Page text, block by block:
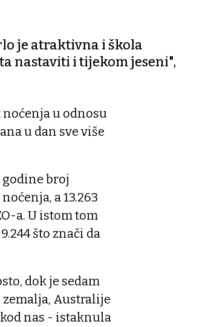
je atraktivna i škola
nastaviti i tijekom jeseni",
u odnosu
u dan sve više
godine broj
a 13.263
a. U istom tom
što znači da
dok je sedam
Australije
nas - istaknula